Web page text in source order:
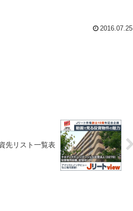
2016.07.25
先リスト一覧表